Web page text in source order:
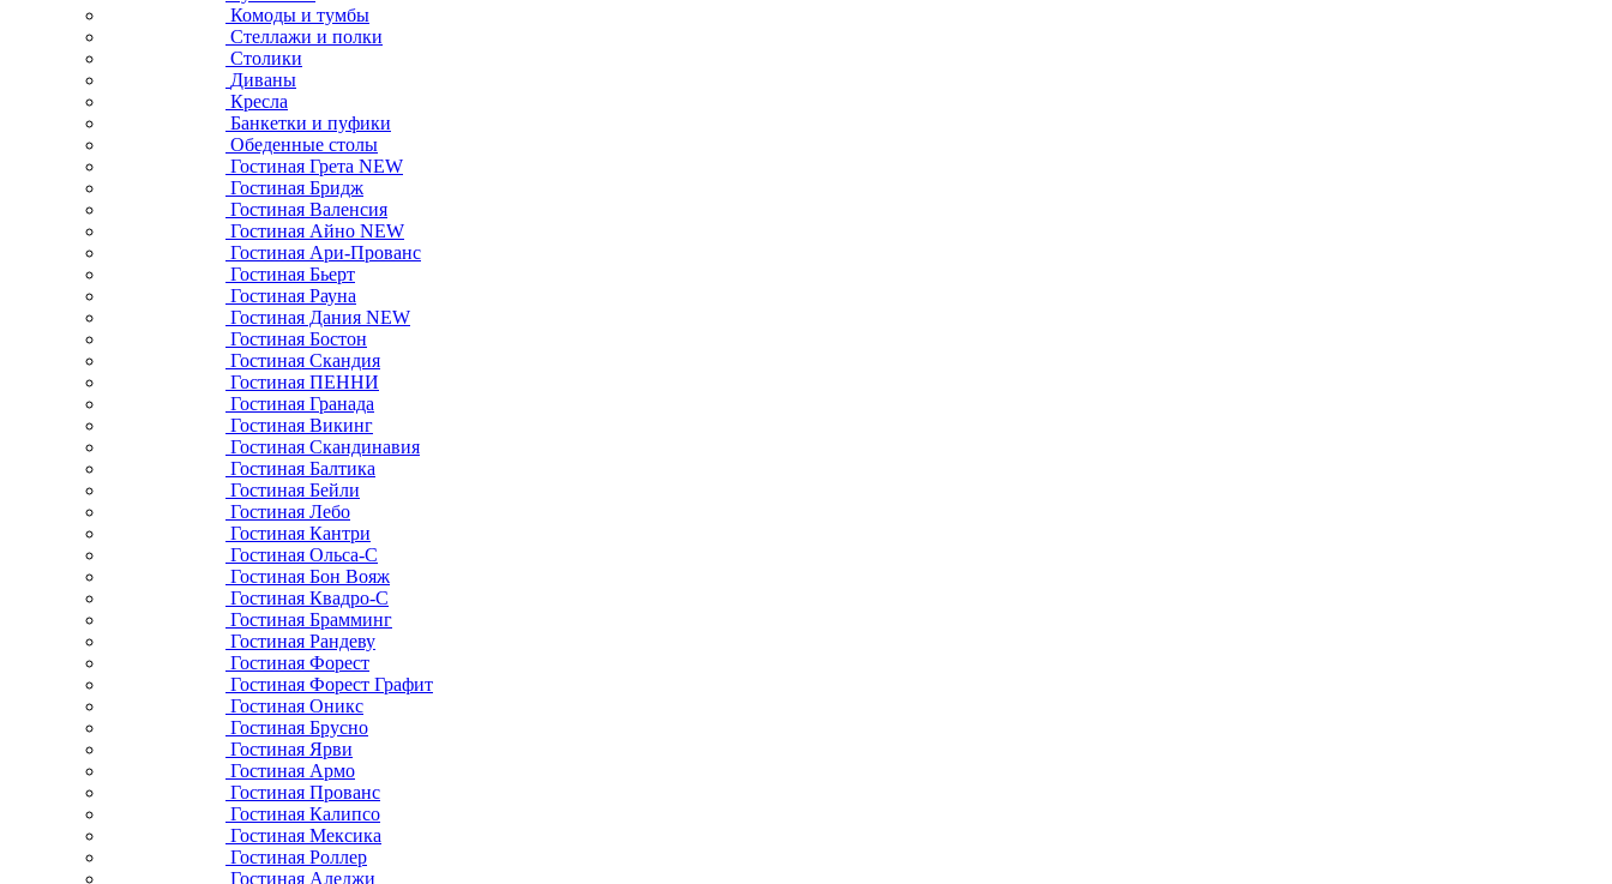
Комоды и тумбы
Стеллажи и полки
Столики
Диваны
Кресла
Банкетки и пуфики
Обеденные столы
Гостиная Грета NEW
Гостиная Бридж
Гостиная Валенсия
Гостиная Айно NEW
Гостиная Ари-Прованс
Гостиная Бьерт
Гостиная Рауна
Гостиная Дания NEW
Гостиная Бостон
Гостиная Скандия
Гостиная ПЕННИ
Гостиная Гранада
Гостиная Викинг
Гостиная Скандинавия
Гостиная Балтика
Гостиная Бейли
Гостиная Лебо
Гостиная Кантри
Гостиная Ольса-С
Гостиная Бон Вояж
Гостиная Квадро-С
Гостиная Брамминг
Гостиная Рандеву
Гостиная Форест
Гостиная Форест Графит
Гостиная Оникс
Гостиная Брусно
Гостиная Ярви
Гостиная Армо
Гостиная Прованс
Гостиная Калипсо
Гостиная Мексика
Гостиная Роллер
Гостиная Аледжи